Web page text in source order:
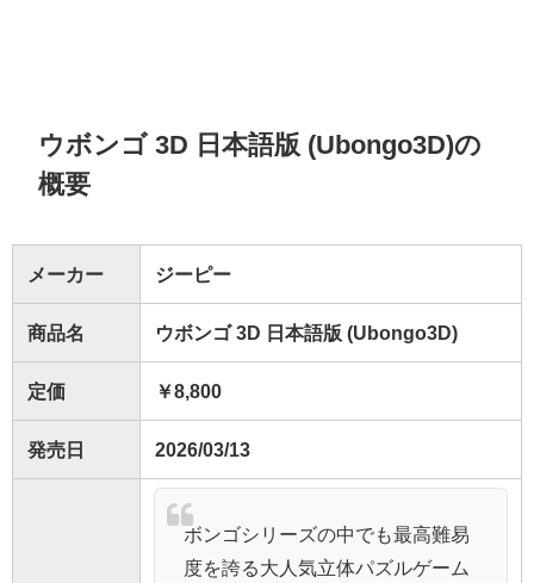
ウボンゴ 3D 日本語版 (Ubongo3D)の
概要
メーカー ジーピー
商品名 ウボンゴ 3D 日本語版 (Ubongo3D)
定価 ￥8,800
発売日 2026/03/13
ボンゴシリーズの中でも最高難易
度を誇る大人気立体パズルゲーム